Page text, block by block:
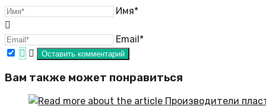
Имя*
Email*
Вам также может понравиться